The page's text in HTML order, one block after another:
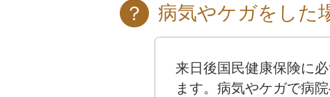
病気やケガをした
来日後国民健康保険に
ます。病気やケガで病